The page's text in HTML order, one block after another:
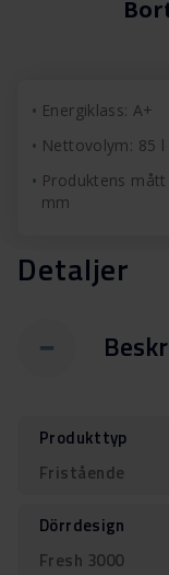
Energiklass: A+
Nettovolym: 85 l
Produktens
mm
Detaljer
Produkttyp
Fristående
Dörrdesign
Fresh 3000